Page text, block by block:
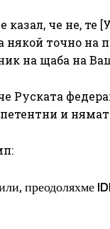
казал, че не,
точно на
на щаба на
Руската
и
преодоляхме